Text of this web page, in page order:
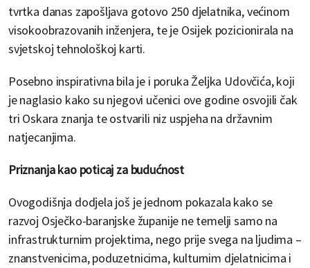
tvrtka danas zapošljava gotovo 250 djelatnika, većinom
visokoobrazovanih inženjera, te je Osijek pozicionirala na
svjetskoj tehnološkoj karti.
Posebno inspirativna bila je i poruka Željka Udovčića, koji
je naglasio kako su njegovi učenici ove godine osvojili čak
tri Oskara znanja te ostvarili niz uspjeha na državnim
natjecanjima.
Priznanja kao poticaj za budućnost
Ovogodišnja dodjela još je jednom pokazala kako se
razvoj Osječko-baranjske županije ne temelji samo na
infrastrukturnim projektima, nego prije svega na ljudima –
znanstvenicima, poduzetnicima, kulturnim djelatnicima i